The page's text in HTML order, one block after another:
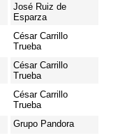
José Ruiz de
Esparza
César Carrillo
Trueba
César Carrillo
Trueba
César Carrillo
Trueba
Grupo Pandora